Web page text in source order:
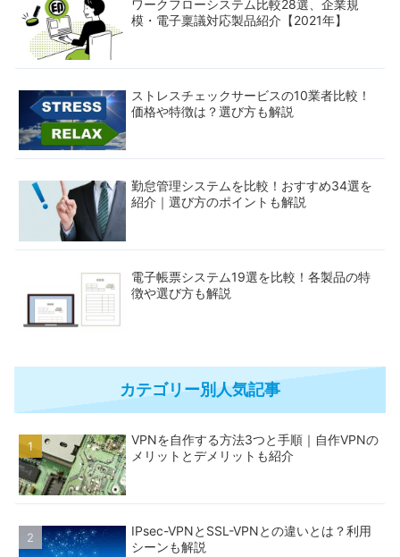
ワークフローシステム比較28選、企業規
模・電子稟議対応製品紹介【2021年】
ストレスチェックサービスの10業者比較！
価格や特徴は？選び方も解説
勤怠管理システムを比較！おすすめ34選を
紹介｜選び方のポイントも解説
電子帳票システム19選を比較！各製品の特
徴や選び方も解説
カテゴリー別人気記事
VPNを自作する方法3つと手順｜自作VPNの
メリットとデメリットも紹介
IPsec-VPNとSSL-VPNとの違いとは？利用
シーンも解説